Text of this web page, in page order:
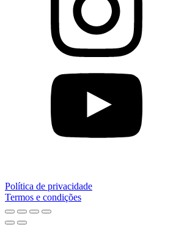
Política de privacidade
Termos e condições